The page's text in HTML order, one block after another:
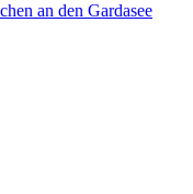
an den Gardasee